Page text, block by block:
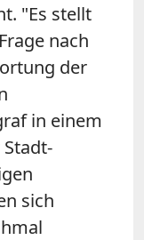
"Es stellt
nach
der
in einem
sich